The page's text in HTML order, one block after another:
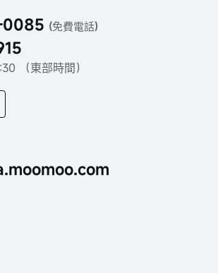
(免費電話)
（東部時間）